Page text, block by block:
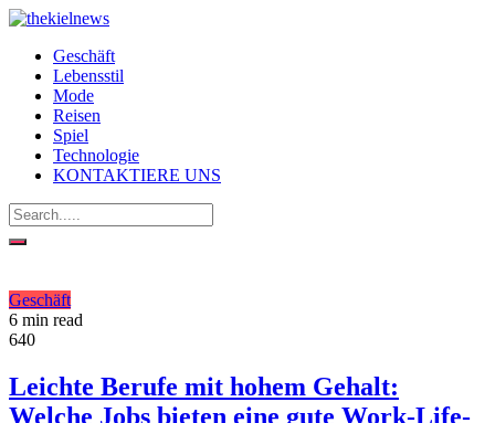
Geschäft
Lebensstil
Mode
Reisen
Spiel
Technologie
KONTAKTIERE UNS
Geschäft
6 min read
640
Leichte Berufe mit hohem Gehalt:
Welche Jobs bieten eine gute Work-Life-